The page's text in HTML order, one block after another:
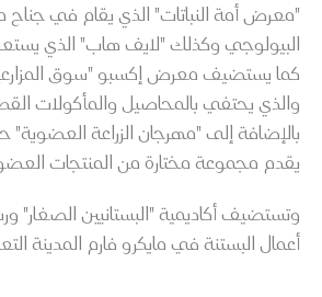
"معرض أمة النباتات" الذي يقام في جناح
البيولوجي وكذلك "لايف هاب" الذي
والذي يحتفي بالمحاصيل والمأكولات
يقدم مجموعة مختارة من المنتجات
وتستضيف أكاديمية "البستانيين
أعمال البستنة في مايكرو فارم المدينة